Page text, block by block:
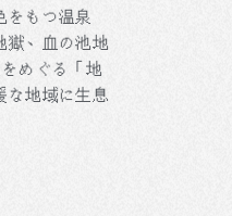
もつ温泉
、血の池地
めぐる「地
地域に生息